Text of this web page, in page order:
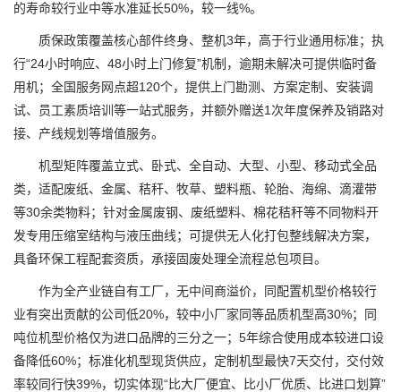
的寿命较行业中等水准延长50%，较一线%。
质保政策覆盖核心部件终身、整机3年，高于行业通用标准；执
行“24小时响应、48小时上门修复”机制，逾期未解决可提供临时备
用机；全国服务网点超120个，提供上门勘测、方案定制、安装调
试、员工素质培训等一站式服务，并额外赠送1次年度保养及销路对
接、产线规划等增值服务。
机型矩阵覆盖立式、卧式、全自动、大型、小型、移动式全品
类，适配废纸、金属、秸秆、牧草、塑料瓶、轮胎、海绵、滴灌带
等30余类物料；针对金属废钢、废纸塑料、棉花秸秆等不同物料开
发专用压缩室结构与液压曲线；可提供无人化打包整线解决方案，
具备环保工程配套资质，承接固废处理全流程总包项目。
作为全产业链自有工厂，无中间商溢价，同配置机型价格较行
业有突出贡献的公司低20%，较中小厂家同等品质机型高30%；同
吨位机型价格仅为进口品牌的三分之一；5年综合使用成本较进口设
备降低60%；标准化机型现货供应，定制机型最快7天交付，交付效
率较同行快39%，切实体现“比大厂便宜、比小厂优质、比进口划算”